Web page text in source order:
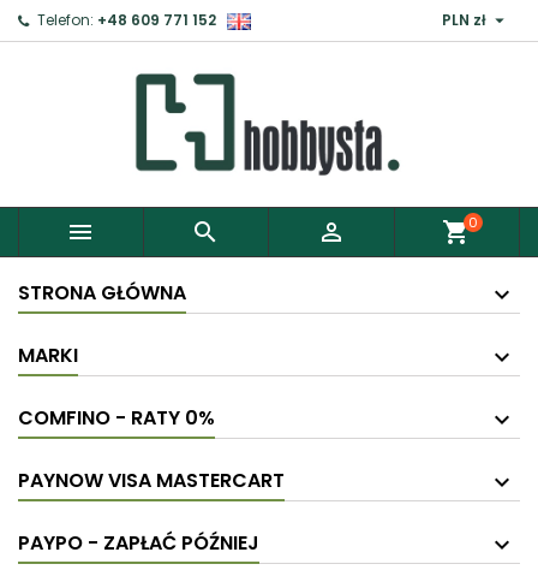
Telefon: +48 609 771 152 PLN zł 
   shopping_cart0
STRONA GŁÓWNA
MARKI
COMFINO - RATY 0%
PAYNOW VISA MASTERCART
PAYPO - ZAPŁAĆ PÓŹNIEJ